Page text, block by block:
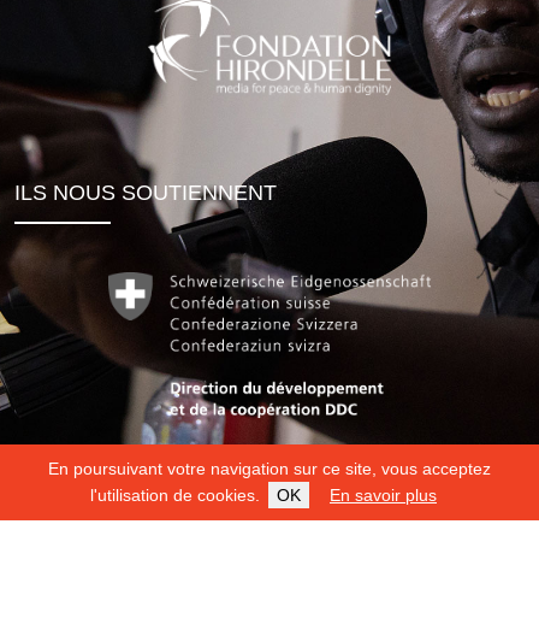
En poursuivant votre navigation sur ce site, vous acceptez
l'utilisation de cookies.
OK En savoir plus
ILS NOUS SOUTIENNENT